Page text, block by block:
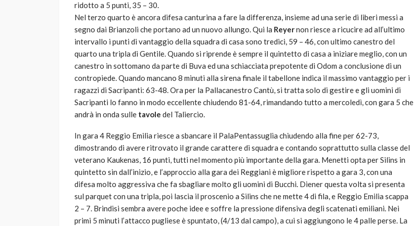
ridotto a 5 punti, 35 – 30.
Nel terzo quarto è ancora difesa canturina a fare la differenza, insieme ad una serie di liberi messi a
segno dai Brianzoli che portano ad un nuovo allungo. Qui la Reyernon riesce a ricucire ad all’ultimo
intervallo i punti di vantaggio della squadra di casa sono tredici, 59 – 46, con ultimo canestro del
quarto una tripla di Gentile. Quando si riprende è sempre il quintetto di casa a iniziare meglio, con un
canestro in sottomano da parte di Buva ed una schiacciata prepotente di Odom a conclusione di un
contropiede. Quando mancano 8 minuti alla sirena finale il tabellone indica il massimo vantaggio per i
ragazzi di Sacripanti: 63-48. Ora per la Pallacanestro Cantù, si tratta solo di gestire e gli uomini di
Sacripanti lo fanno in modo eccellente chiudendo 81-64, rimandando tutto a mercoledì, con gara 5 che
andrà in onda sulle tavole del Taliercio.
In gara 4 Reggio Emilia riesce a sbancare il PalaPentassuglia chiudendo alla fine per 62-73,
dimostrando di avere ritrovato il grande carattere di squadra e contando soprattutto sulla classe del
veterano Kaukenas, 16 punti, tutti nel momento più importante della gara. Menetti opta per Silins in
quintetto sin dall’inizio, e l’approccio alla gara dei Reggiani è migliore rispetto a gara 3, con una
difesa molto aggressiva che fa sbagliare molto gli uomini di Bucchi. Diener questa volta si presenta
sul parquet con una tripla, poi lascia il proscenio a Silins che ne mette 4 di fila, e Reggio Emilia scappa
2 – 7. Brindisi sembra avere poche idee e soffre la pressione difensiva degli scatenati emiliani. Nei
primi 5 minuti l’attacco pugliese è spuntato, (4/13 dal campo), a cui si aggiungono le 4 palle perse. La